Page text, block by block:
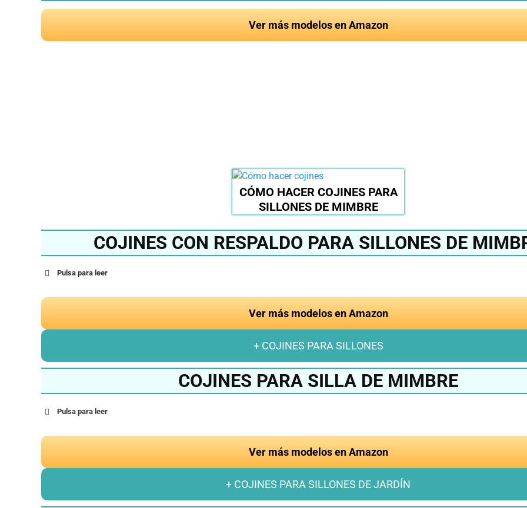
Ver más modelos en Amazon
CÓMO HACER COJINES PARA
SILLONES DE MIMBRE
COJINES CON RESPALDO PARA SILLONES DE
Pulsa para leer
Ver más modelos en Amazon
+ COJINES PARA SILLONES
COJINES PARA SILLA DE MIMBRE
Pulsa para leer
Ver más modelos en Amazon
+ COJINES PARA SILLONES DE JARDÍN